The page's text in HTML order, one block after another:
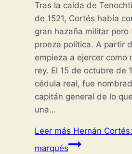
Tras la caída de
de 1521, Cortés había
gran hazaña militar pero
proeza política. A partir
empieza a ejercer como
rey. El 15 de octubre de
cédula real, fue
capitán general de lo
una…
Leer más Hernán
marqués